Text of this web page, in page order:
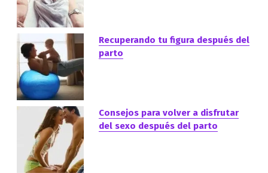
Recuperando tu figura después del
parto
Consejos para volver a disfrutar
del sexo después del parto